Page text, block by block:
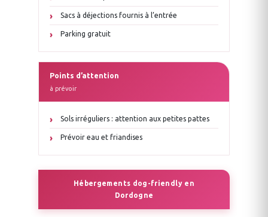
Sacs à déjections fournis à l’entrée
Parking gratuit
Points d’attention
à prévoir
Sols irréguliers : attention aux petites pattes
Prévoir eau et friandises
Hébergements dog-friendly en
Dordogne